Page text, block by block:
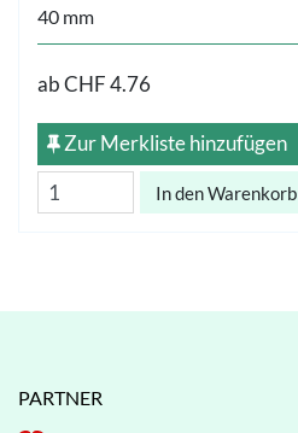
40 mm
abCHF 4.76
Zur Merkliste hinzufügen
In den Warenkorb
PARTNER